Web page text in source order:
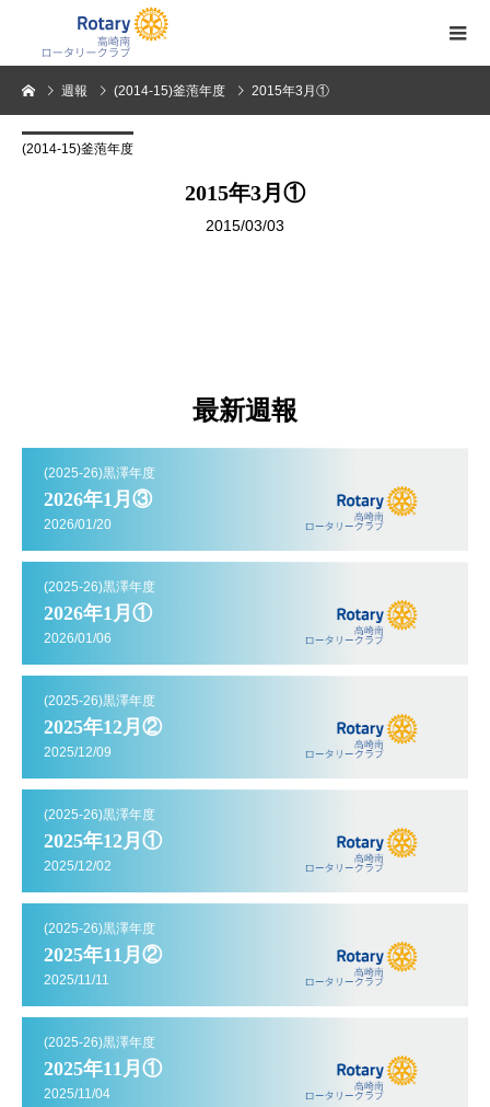
週報 (2014-15)釜萢年度 2015年3月①
(2014-15)釜萢年度
2015年3月①
2015/03/03
最新週報
(2025-26)黒澤年度
2026年1月③
2026/01/20
(2025-26)黒澤年度
2026年1月①
2026/01/06
(2025-26)黒澤年度
2025年12月②
2025/12/09
(2025-26)黒澤年度
2025年12月①
2025/12/02
(2025-26)黒澤年度
2025年11月②
2025/11/11
(2025-26)黒澤年度
2025年11月①
2025/11/04